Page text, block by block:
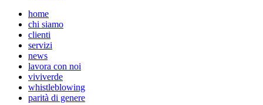
home
chi siamo
clienti
servizi
news
lavora con noi
viviverde
whistleblowing
parità di genere